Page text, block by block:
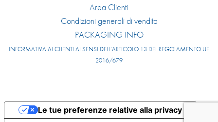
Area Clienti
Condizioni generali di vendita
PACKAGING INFO
INFORMATIVA AI CLIENTI AI SENSI DELL’ARTICOLO 13 DEL REGOLAMENTO UE
2016/679
Le tue preferenze relative alla privacy